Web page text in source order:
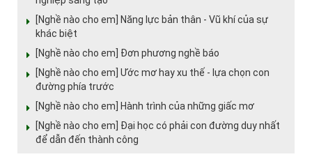
[Nghề nào cho em] Năng lực bản thân - Vũ khí của sự
khác biệt
[Nghề nào cho em] Đơn phương nghề báo
[Nghề nào cho em] Ước mơ hay xu thế - lựa chọn con
đường phía trước
[Nghề nào cho em] Hành trình của những giấc mơ
[Nghề nào cho em] Đại học có phải con đường duy nhất
để dẫn đến thành công